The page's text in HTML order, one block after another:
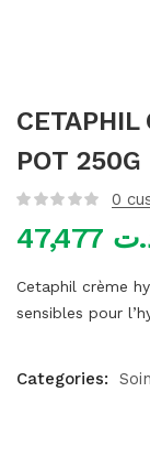
CETAPHIL
POT 250G
0
Cetaphil crème
sensibles pour
Categories: